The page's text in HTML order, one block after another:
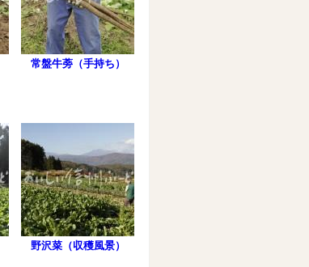
常盤牛蒡（手持ち）
野沢菜（収穫風景）